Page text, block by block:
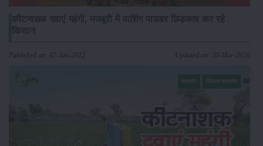
Published on: 07-Jun-2022 Updated on: 30-Mar-2026